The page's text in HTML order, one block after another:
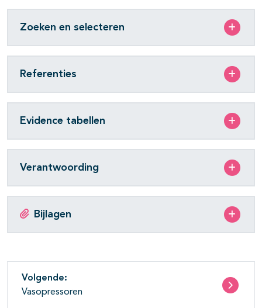
Zoeken en selecteren
Referenties
Evidence tabellen
Verantwoording
Bijlagen
Volgende:
Vasopressoren